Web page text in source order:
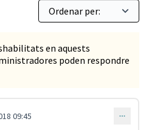
en aquests
poden respondre
09:45